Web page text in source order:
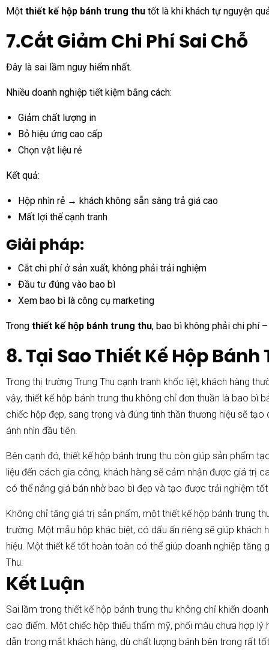
Một thiết kế hộp bánh trung thu tốt là khi khách tự nguyện
7.Cắt Giảm Chi Phí Sai Chỗ
Đây là sai lầm nguy hiểm nhất.
Nhiều doanh nghiệp tiết kiệm bằng cách:
Giảm chất lượng in
Bỏ hiệu ứng cao cấp
Chọn vật liệu rẻ
Kết quả:
Hộp nhìn rẻ → khách không sẵn sàng trả giá cao
Mất lợi thế cạnh tranh
Giải pháp:
Cắt chi phí ở sản xuất, không phải trải nghiệm
Đầu tư đúng vào bao bì
Xem bao bì là công cụ marketing
Trong thiết kế hộp bánh trung thu, bao bì không phải chi phí
8. Tại Sao Thiết Kế Hộp
Trong thị trường Trung Thu cạnh tranh khốc liệt, khách hàng
vậy, thiết kế hộp bánh trung thu không chỉ đơn thuần là bao bì
chiếc hộp đẹp, sang trọng và đúng tinh thần thương hiệu sẽ
ánh nhìn đầu tiên.
Bên cạnh đó, thiết kế hộp bánh trung thu còn giúp sản phẩm
liệu đến cách gia công, khách hàng sẽ cảm nhận được giá trị
có thể nâng giá bán nhờ bao bì đẹp và tạo được trải nghiệm
Không chỉ tăng giá trị sản phẩm, một thiết kế hộp bánh trung
trường. Một mẫu hộp khác biệt, có dấu ấn riêng sẽ giúp khách
hiệu. Một thiết kế tốt hoàn toàn có thể giúp doanh nghiệp
Thu.
Kết Luận
Sai lầm trong thiết kế hộp bánh trung thu không chỉ khiến
cao điểm. Một chiếc hộp thiếu thẩm mỹ, phối màu chưa hợp
dẫn trong mắt khách hàng, dù chất lượng bánh bên trong rất